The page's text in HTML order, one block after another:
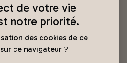
de votre vie
notre priorité.
des cookies de ce
ce navigateur ?